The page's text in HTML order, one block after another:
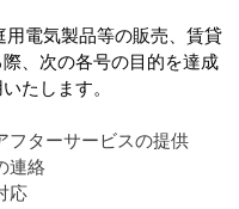
電気製品等の販売、賃貸
、次の各号の目的を達成
たします。
フターサービスの提供
連絡
応